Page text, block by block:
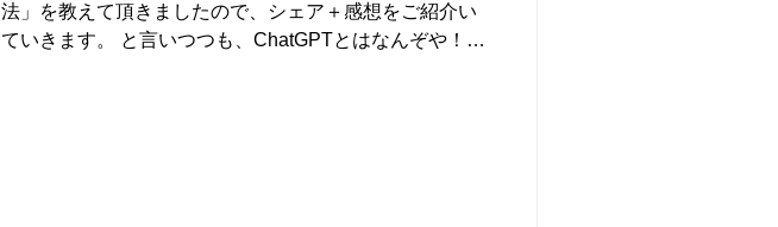
法」を教えて頂きましたので、シェア＋感想をご紹介い
ていきます。 と言いつつも、ChatGPTとはなんぞや！？